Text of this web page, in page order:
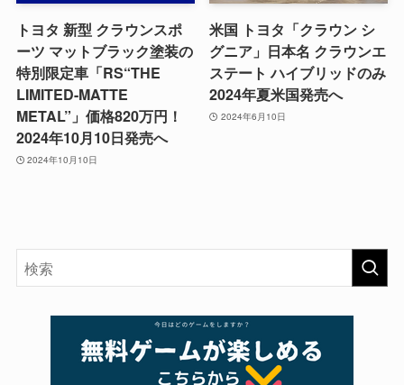
トヨタ 新型 クラウンスポ
ーツ マットブラック塗装の
特別限定車「RS“THE
LIMITED-MATTE
METAL”」価格820万円！
2024年10月10日発売へ
2024年10月10日
米国 トヨタ「クラウン シ
グニア」日本名 クラウンエ
ステート ハイブリッドのみ
2024年夏米国発売へ
2024年6月10日